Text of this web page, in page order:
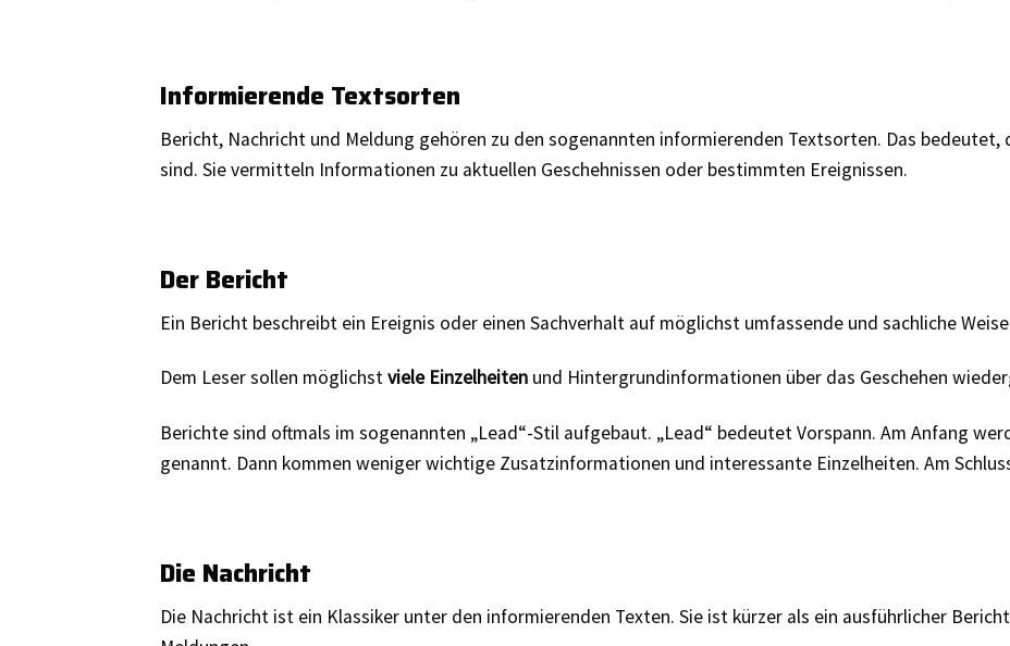
Informierende Textsorten
Bericht, Nachricht und Meldung gehören zu den sogenannten informierenden Textsorten. Das bedeutet,
sind. Sie vermitteln Informationen zu aktuellen Geschehnissen oder bestimmten Ereignissen.
Der Bericht
Ein Bericht beschreibt ein Ereignis oder einen Sachverhalt auf möglichst umfassende und sachliche
Dem Leser sollen möglichstviele Einzelheiten und Hintergrundinformationen über das Geschehen
Berichte sind oftmals im sogenannten „Lead“-Stil aufgebaut. „Lead“ bedeutet Vorspann. Am Anfang
genannt. Dann kommen weniger wichtige Zusatzinformationen und interessante Einzelheiten. Am
Die Nachricht
Die Nachricht ist ein Klassiker unter den informierenden Texten. Sie ist kürzer als ein ausführlicher